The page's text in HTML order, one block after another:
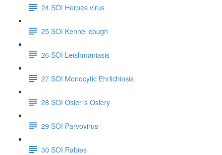
24 SOI Herpes virus
25 SOI Kennel cough
26 SOI Leishmaniasis
27 SOI Monocytic Ehrlichiosis
28 SOI Osler´s Oslery
29 SOI Parvovirus
30 SOI Rabies